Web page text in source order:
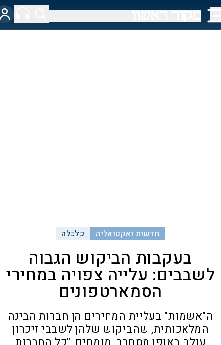
חדשות ואקטואליה כלכלה
בעקבות הביקוש הגבוה
לשבבים: עלייה צפויה במחירי
הסמארטפונים
ה"אשמות" בעליית המחירים הן חברות הבינה
המלאכותית, שהביקוש שלהן לשבבי זיכרון